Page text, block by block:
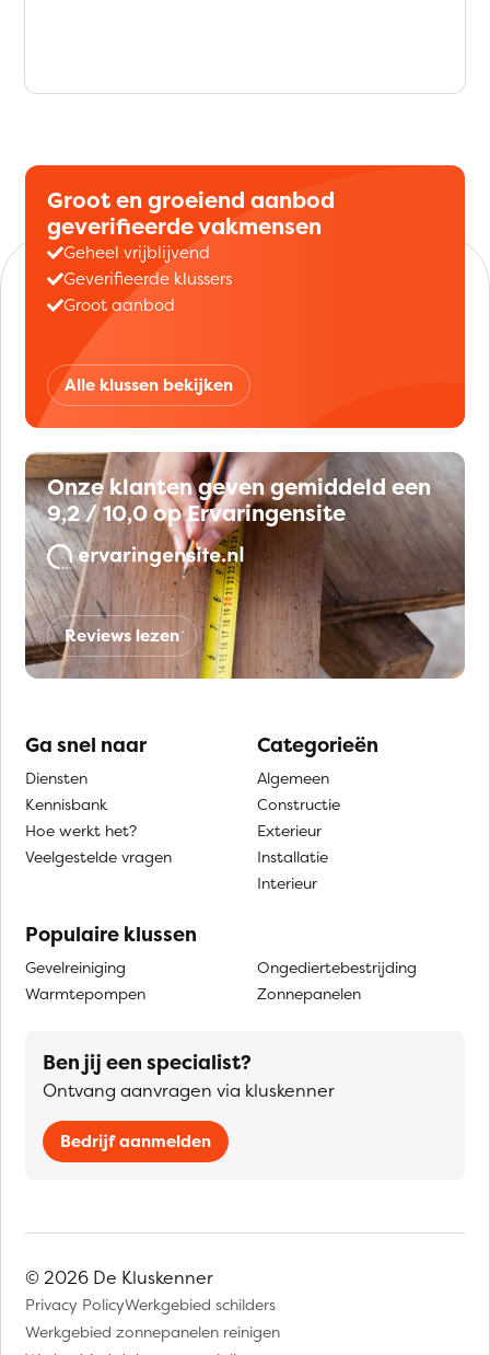
Groot en groeiend aanbod
geverifieerde vakmensen
Geheel vrijblijvend
Geverifieerde klussers
Groot aanbod
Alle klussen bekijken
Onze klanten geven gemiddeld een
9,2 / 10,0 op Ervaringensite
Reviews lezen
Ga snel naar
Diensten
Kennisbank
Hoe werkt het?
Veelgestelde vragen
Categorieën
Algemeen
Constructie
Exterieur
Installatie
Interieur
Populaire klussen
Gevelreiniging
Warmtepompen
Ongediertebestrijding
Zonnepanelen
Ben jij een specialist?
Ontvang aanvragen via kluskenner
Bedrijf aanmelden
© 2026 De Kluskenner
Privacy PolicyWerkgebied schilders
Werkgebied zonnepanelen reinigen